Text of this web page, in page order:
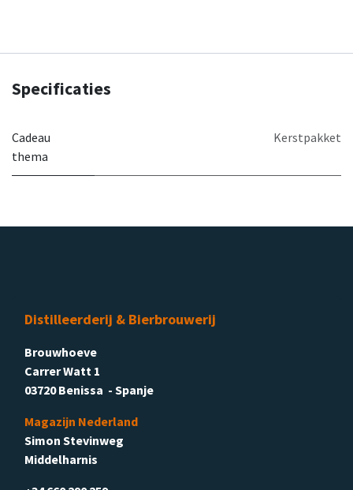
Specificaties
Cadeau
thema
Kerstpakket
Distilleerderij & Bierbrouwerij
Brouwhoeve
Carrer Watt 1
03720 Benissa - Spanje
Magazijn Nederland
Simon Stevinweg
Middelharnis